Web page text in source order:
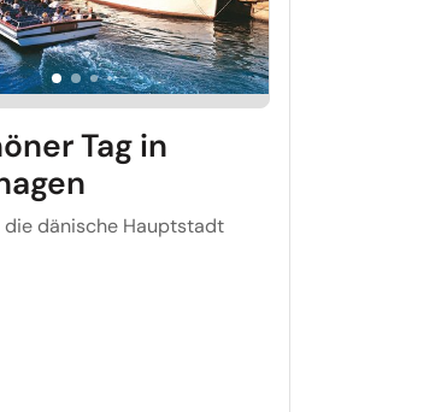
Tag in
die dänische Hauptstadt